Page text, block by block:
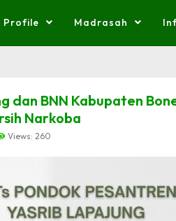
Profile Madrasah
dan BNN Kabupaten
Narkoba
Views: 260